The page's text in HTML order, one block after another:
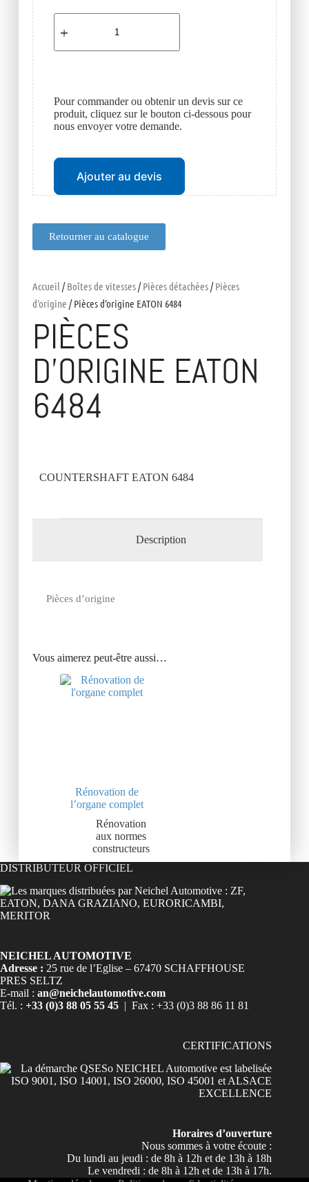
Retourner au catalogue
Accueil /Boîtes de vitesses/Pièces détachées/Pièces
d'origine / Pièces d’origine EATON 6484
PIÈCES
D’ORIGINE EATON
6484
COUNTERSHAFT EATON 6484
Description
Pièces d’origine
Vous aimerez peut-être aussi…
Rénovation de
l’organe complet
Rénovation
aux normes
constructeurs
Pour commander ou obtenir un devis sur ce
produit, cliquez sur le bouton ci-dessous pour
nous envoyer votre demande.
Ajouter au devis
DISTRIBUTEUR OFFICIEL
NEICHEL AUTOMOTIVE
Adresse : 25 rue de l’Eglise – 67470 SCHAFFHOUSE
PRES SELTZ
E-mail : an@neichelautomotive.com
Tél. : +33 (0)3 88 05 55 45 | Fax : +33 (0)3 88 86 11 81
CERTIFICATIONS
Horaires d’ouverture
Nous sommes à votre écoute :
Du lundi au jeudi : de 8h à 12h et de 13h à 18h
Le vendredi : de 8h à 12h et de 13h à 17h.